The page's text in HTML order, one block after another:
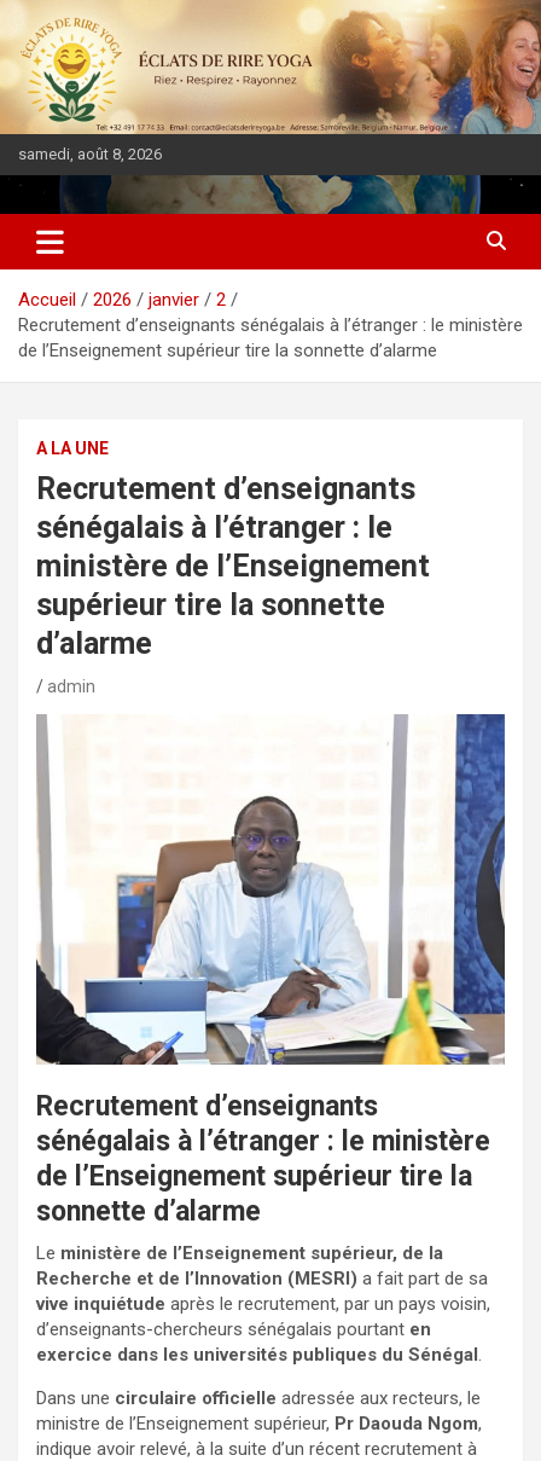
samedi, août 8, 2026
DIASPORA PULSE
Accueil 2026 janvier
2
Recrutement d’enseignants sénégalais à l’étranger : le ministère
de l’Enseignement supérieur tire la sonnette d’alarme
A LA UNE
Recrutement d’enseignants
sénégalais à l’étranger : le
ministère de l’Enseignement
supérieur tire la sonnette
d’alarme
admin
Recrutement d’enseignants
sénégalais à l’étranger : le ministère
de l’Enseignement supérieur tire la
sonnette d’alarme
Le ministère de l’Enseignement supérieur, de la
Recherche et de l’Innovation (MESRI) a fait part de sa
vive inquiétude après le recrutement, par un pays voisin,
d’enseignants-chercheurs sénégalais pourtant en
exercice dans les universités publiques du Sénégal.
Dans une circulaire officielle adressée aux recteurs, le
ministre de l’Enseignement supérieur, Pr Daouda Ngom,
indique avoir relevé, à la suite d’un récent recrutement à